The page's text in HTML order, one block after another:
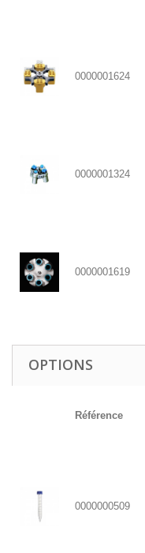
0000001624
0000001324
0000001619
OPTIONS
Référence
0000000509